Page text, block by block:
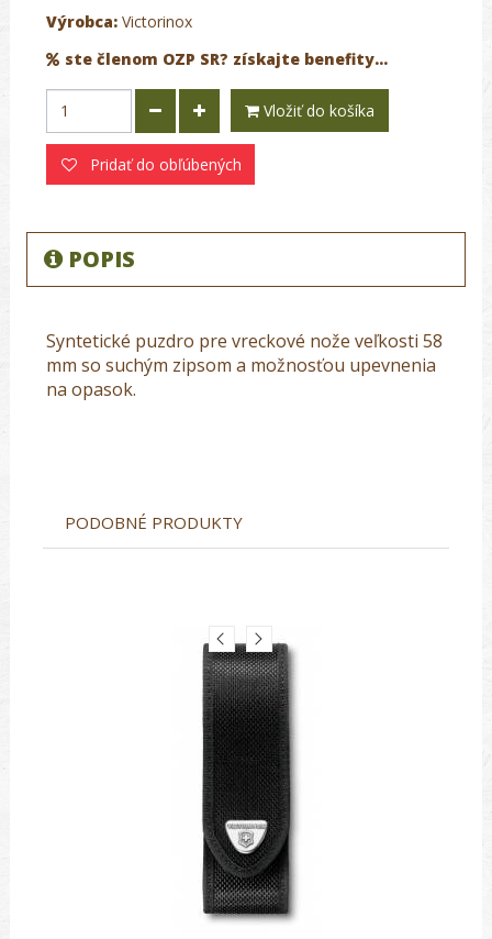
Výrobca: Victorinox
ste členom OZP SR? získajte benefity...
Vložiť do košíka
Pridať do obľúbených
POPIS
Syntetické puzdro pre vreckové nože veľkosti 58
mm so suchým zipsom a možnosťou upevnenia
na opasok.
PODOBNÉ PRODUKTY